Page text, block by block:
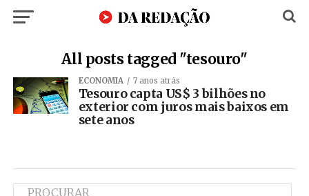
All posts tagged "tesouro"
ECONOMIA 7 anos atrás
Tesouro capta US$ 3 bilhões no
exterior com juros mais baixos em
sete anos